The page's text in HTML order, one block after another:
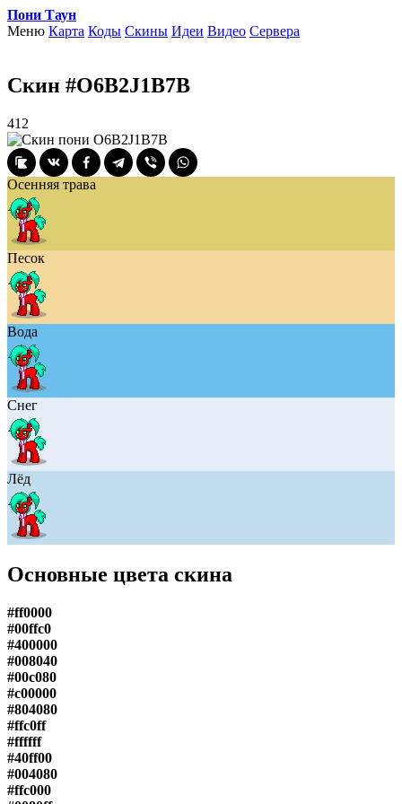
Пони Таун
Меню Карта Коды Скины Идеи Видео Сервера
Скин #O6B2J1B7B
412
Осенняя трава
Песок
Вода
Снег
Лёд
Основные цвета скина
#ff0000
#00ffc0
#400000
#008040
#00c080
#c00000
#804080
#ffc0ff
#ffffff
#40ff00
#004080
#ffc000